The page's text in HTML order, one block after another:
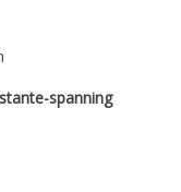
spanning